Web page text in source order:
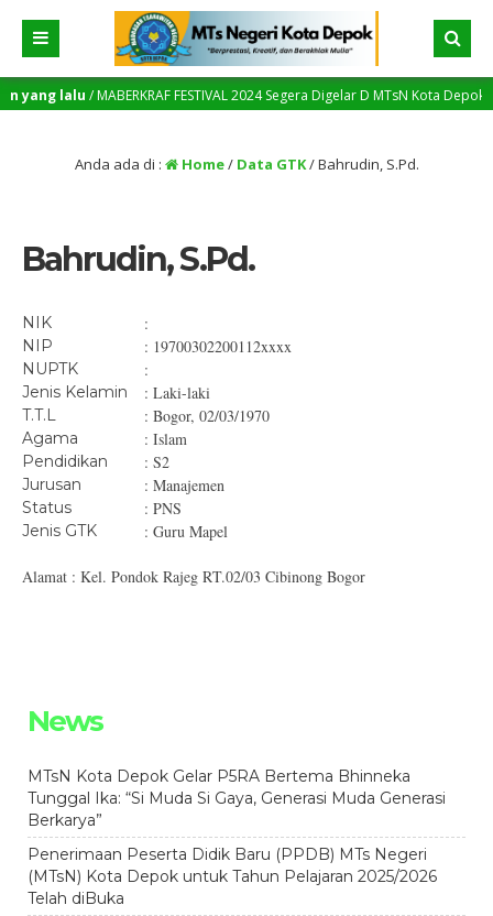
yang lalu/ MABERKRAF FESTIVAL 2024 Segera Digelar D MTsN Kota
Anda ada di : Home/ Data GTK/Bahrudin, S.Pd.
Bahrudin, S.Pd.
NIK :
NIP : 19700302200112xxxx
NUPTK :
Jenis Kelamin : Laki-laki
T.T.L : Bogor, 02/03/1970
Agama : Islam
Pendidikan : S2
Jurusan : Manajemen
Status : PNS
Jenis GTK : Guru Mapel
Alamat : Kel. Pondok Rajeg RT.02/03 Cibinong Bogor
News
MTsN Kota Depok Gelar P5RA Bertema Bhinneka
Tunggal Ika: “Si Muda Si Gaya, Generasi Muda Generasi
Berkarya”
Penerimaan Peserta Didik Baru (PPDB) MTs Negeri
(MTsN) Kota Depok untuk Tahun Pelajaran 2025/2026
Telah diBuka